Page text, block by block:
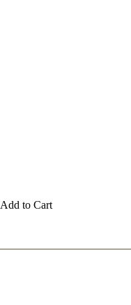
Add to Cart